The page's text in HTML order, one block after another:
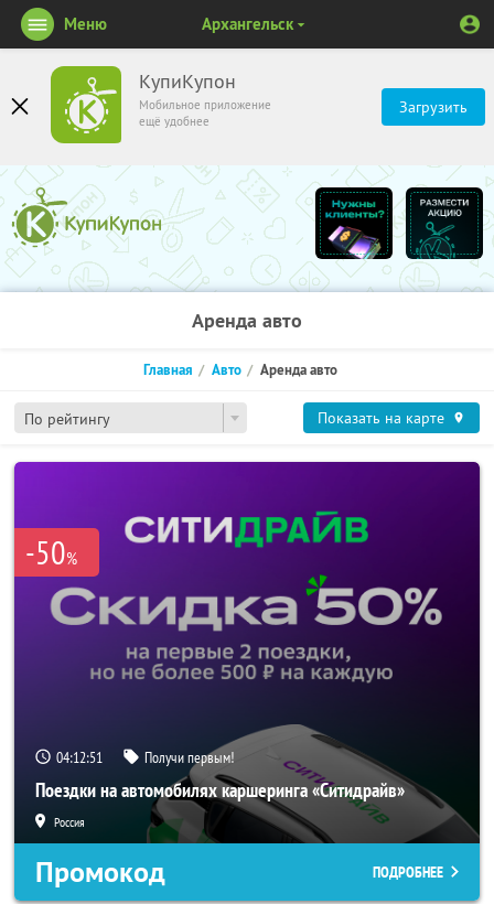
КупиКупон
Мобильное приложение
ещё удобнее
Загрузить
Меню Архангельск
Аренда авто
По рейтингу
Главная Авто Аренда авто
Показать на карте
-50%
04:12:51 Получи первым!
Поездки на автомобилях каршеринга «Ситидрайв»
Россия
Промокод ПОДРОБНЕЕ